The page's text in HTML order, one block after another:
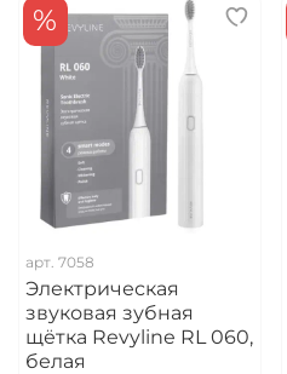
%
арт. 7058
Электрическая
звуковая зубная
щётка Revyline RL 060,
белая